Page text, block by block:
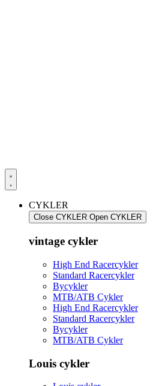
CYKLER
Close CYKLER Open CYKLER
vintage cykler
High End Racercykler
Standard Racercykler
Bycykler
MTB/ATB Cykler
High End Racercykler
Standard Racercykler
Bycykler
MTB/ATB Cykler
Louis cykler